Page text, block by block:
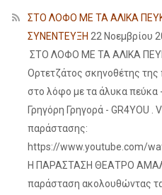
ΣΤΟ ΛΟΦΟ ΜΕ ΤΑ ΑΛΙΚΑ
ΣΥΝΕΝΤΕΥΞΗ 22 Νοεμβρίου
ΣΤΟ ΛΟΦΟ ΜΕ ΤΑ ΑΛΙΚΑ
Ορτετζάτος σκηνοθέτης
στο λόφο με τα άλυκα πεύκα
Γρηγόρη Γρηγορά - GR4YOU .
παράστασης:
https://www.youtube.com/
Η ΠΑΡΑΣΤΑΣΗ ΘΕΑΤΡΟ
παράσταση ακολουθώντας